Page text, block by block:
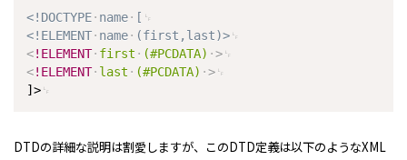
<!DOCTYPE name
[
<!ELEMENT name
(first,last)>
<!ELEMENT first (#PCDATA)
>
<!ELEMENT last (#PCDATA)
>
]>
DTDの詳細な説明は割愛しますが、このDTD定義は以下のようなXML